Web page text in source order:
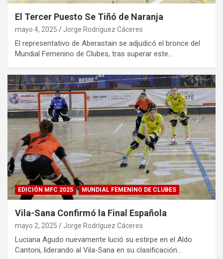
El Tercer Puesto Se Tiñó de Naranja
mayo 4, 2025 Jorge Rodríguez Cáceres
El representativo de Aberastain se adjudicó el bronce del
Mundial Femenino de Clubes, tras superar este…
EDICIÓN MFC 2025 MUNDIAL FEMENINO DE CLUBES
Vila-Sana Confirmó la Final Española
mayo 2, 2025 Jorge Rodríguez Cáceres
Luciana Agudo nuevamente lució su estirpe en el Aldo
Cantoni, liderando al Vila-Sana en su clasificación…